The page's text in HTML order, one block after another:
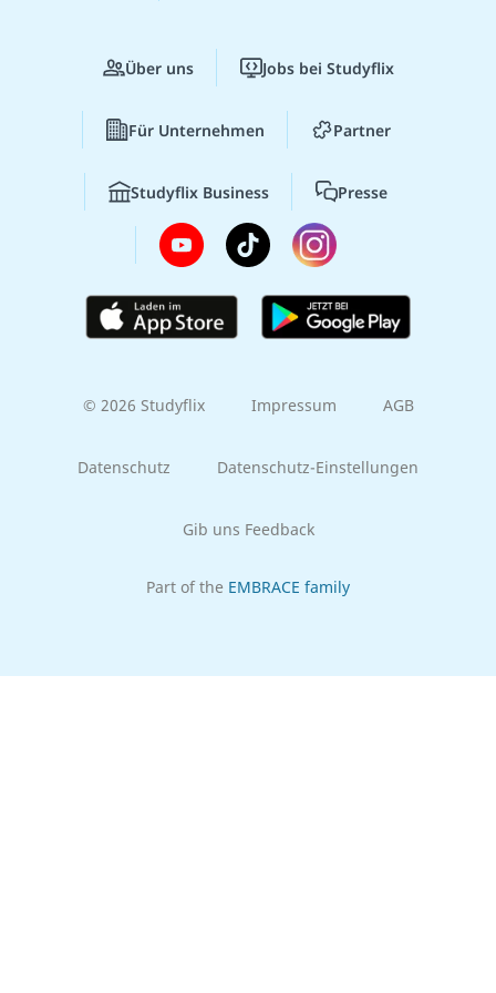
Über uns Jobs bei Studyflix
Für Unternehmen Partner
Studyflix Business Presse
© 2026 Studyflix Impressum AGB
Datenschutz Datenschutz-Einstellungen
Gib uns Feedback
Part of the EMBRACE family